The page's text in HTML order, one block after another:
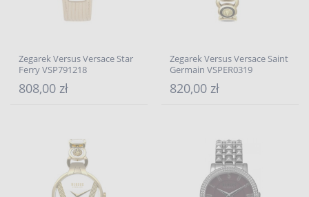
Zegarek Versus Versace Star
Ferry VSP791218
808,00 zł
Zegarek Versus Versace Saint
Germain VSPER0319
820,00 zł